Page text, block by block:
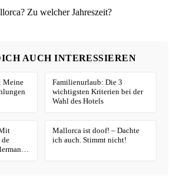
Zu welcher Jahreszeit?
AUCH INTERESSIEREN
Meine
Familienurlaub: Die 3
wichtigsten Kriterien bei der
Wahl des Hotels
de
Mallorca ist doof! – Dachte
ich auch. Stimmt nicht!